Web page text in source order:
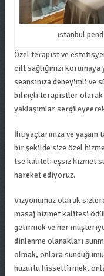
istanbul
Özel terapist ve
cilt sağlığınızı
seansınıza deneyimli ve
bilinçli terapistler olarak
yaklaşımlar
İhtiyaçlarınıza ve yaşam
bir şekilde size özel
tse kaliteli eşsiz hizmet
hareket ediyoruz.
Vizyonumuz olarak
masaj hizmet kalitesi
getirmek ve her
dinlenme olanakları
olmak, onlara
huzurlu hissettirmek,